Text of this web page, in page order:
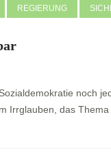
REGIERUNG
noch
Irrglauben, das